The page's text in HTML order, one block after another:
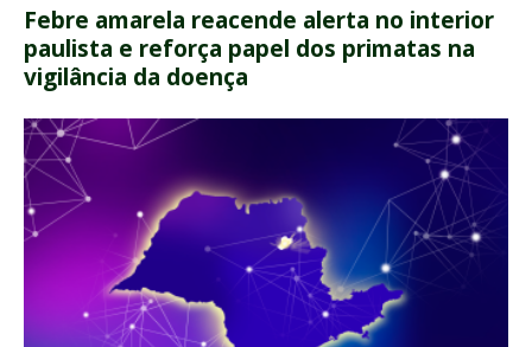
Febre amarela reacende alerta no interior
paulista e reforça papel dos primatas na
vigilância da doença